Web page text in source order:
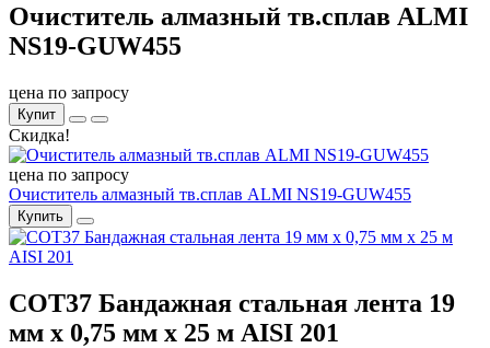
Очиститель алмазный тв.сплав ALMI
NS19-GUW455
цена по запросу
Купит
Скидка!
цена по запросу
Очиститель алмазный тв.сплав ALMI NS19-GUW455
Купить
COT37 Бандажная стальная лента 19
мм x 0,75 мм x 25 м AISI 201